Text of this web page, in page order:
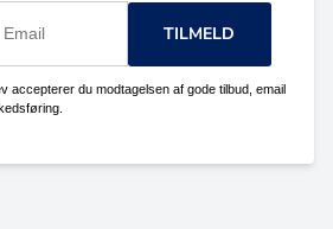
TILMELD
accepterer du modtagelsen af gode tilbud, email